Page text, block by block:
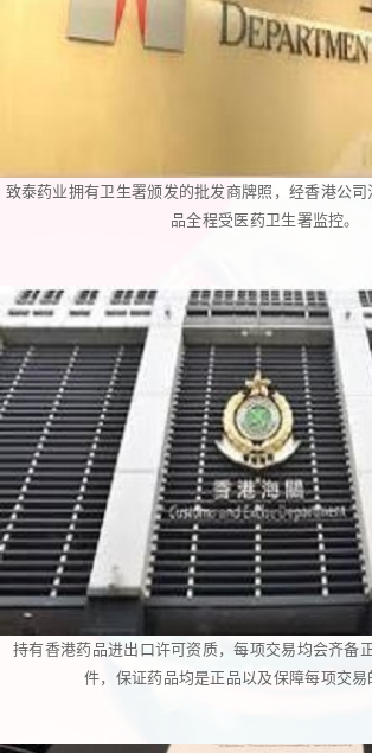
致泰药业拥有卫生署颁发的批发商牌照，经香港公
品全程受医药卫生署监控。
持有香港药品进出口许可资质，每项交易均会齐备
件，保证药品均是正品以及保障每项交易